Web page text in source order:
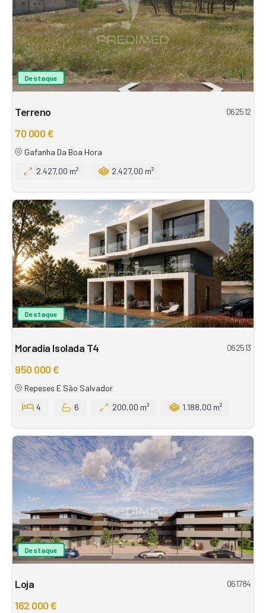
Destaque
Terreno 062512
70 000 €
Gafanha Da Boa Hora
2.427,00 m²
2.427,00 m²
Destaque
Moradia Isolada T4 062513
950 000 €
Repeses E São Salvador
4
6 200,00 m² 1.188,00 m²
Destaque
Loja 061784
162 000 €